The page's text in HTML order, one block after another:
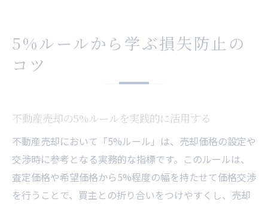
5%ルールから学ぶ損失防止の
コツ
不動産売却の5%ルールを実践的に活用する
不動産売却において「5%ルール」は、売却価格の設定や
交渉時に参考となる実務的な指標です。このルールは、
査定価格や希望価格から5%程度の幅を持たせて価格交渉
を行うことで、買主との折り合いをつけやすくし、売却